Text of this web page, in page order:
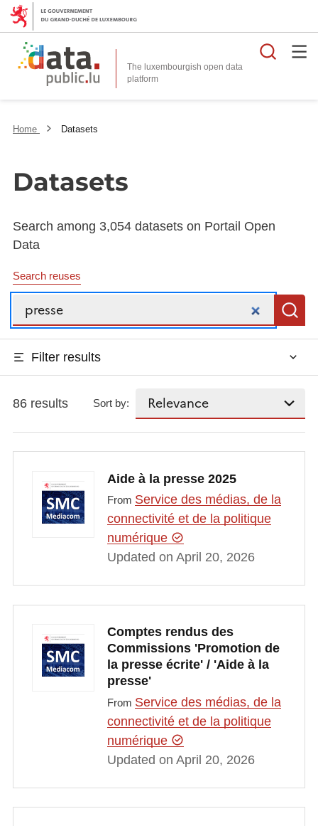
The luxembourgish open data
platform
Home Datasets
Datasets
Search among 3,054 datasets on Portail Open
Data
Search reuses
Filter results
86 results Sort by:
Aide à la presse 2025
From Service des médias, de la
connectivité et de la politique
numérique
Updated on April 20, 2026
Comptes rendus des
Commissions 'Promotion de
la presse écrite' / 'Aide à la
presse'
From Service des médias, de la
connectivité et de la politique
numérique
Updated on April 20, 2026